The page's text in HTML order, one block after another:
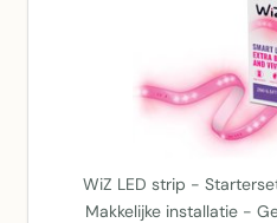
WiZ LED strip -
Makkelijke installatie -